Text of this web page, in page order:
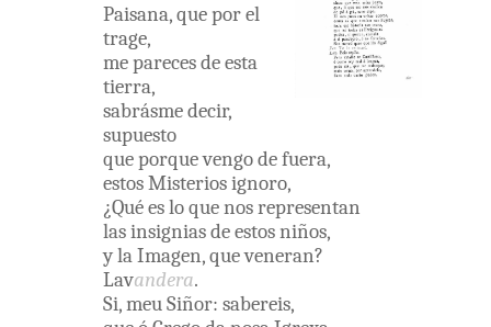
Paisana,queporel
trage,
meparecesdeesta
tierra,
sabrásmedecir,
supuesto
queporquevengodefuera,
estosMisteriosignoro,
¿Quéesloquenosrepresentan
lasinsigniasdeestosniños,
ylaImagen,queveneran?
Lavandera.
Si,meuSiñor: sabereis,